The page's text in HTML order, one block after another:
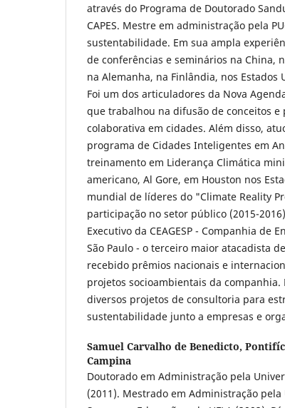
através do Programa de Doutorado
CAPES. Mestre em administração pela
sustentabilidade. Em sua ampla
de conferências e seminários na China,
na Alemanha, na Finlândia, nos Estados
Foi um dos articuladores da Nova
que trabalhou na difusão de conceitos e
colaborativa em cidades. Além disso,
programa de Cidades Inteligentes em
treinamento em Liderança Climática
americano, Al Gore, em Houston nos
mundial de líderes do "Climate Reality
participação no setor público (2015-
Executivo da CEAGESP - Companhia de
São Paulo - o terceiro maior atacadista
recebido prêmios nacionais e
projetos socioambientais da
diversos projetos de consultoria para
sustentabilidade junto a empresas e
Samuel Carvalho de Benedicto,
Campina
Doutorado em Administração pela
(2011). Mestrado em Administração pela